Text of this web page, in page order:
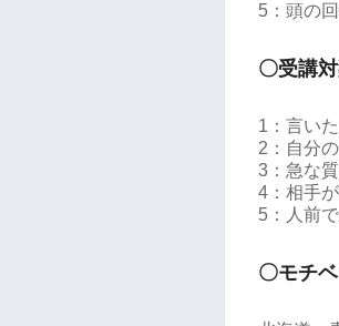
5：頭の
〇受講対
1：言い
2：自分
3：急な
4：相手
5：人前
〇モチ